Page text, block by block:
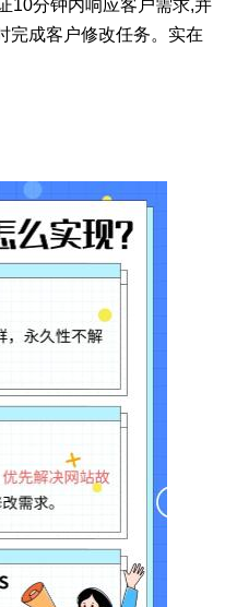
10分钟内响应客户需求,并
完成客户修改任务。实在